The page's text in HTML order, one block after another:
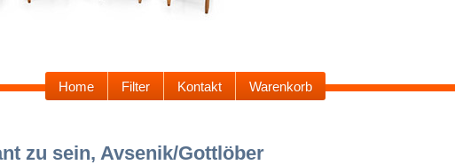
Home Filter Kontakt Warenkorb
zu sein, Avsenik/Gottlöber